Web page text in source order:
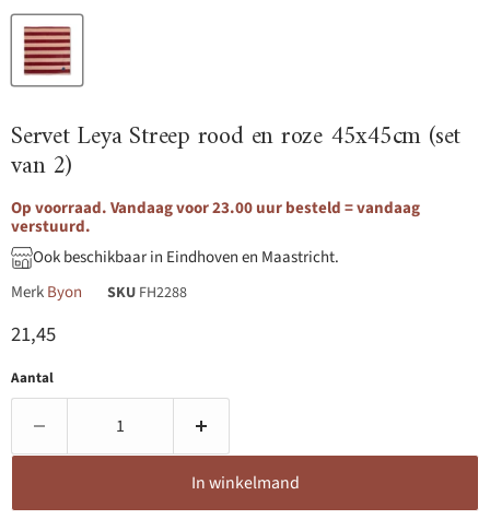
Servet Leya Streep rood en roze 45x45cm (set
van 2)
Op voorraad. Vandaag voor 23.00 uur besteld = vandaag
verstuurd.
Ook beschikbaar in Eindhoven en Maastricht.
MerkByon SKU FH2288
Huidige prijs
21,45
Aantal
In winkelmand